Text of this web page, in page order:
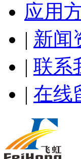
应用
| 新闻
| 联系
| 在线